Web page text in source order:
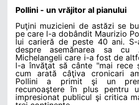
Pollini - un vrăjitor al pianului
Puţini muzicieni de astăzi se
pe care l-a dobândit Maurizio
lui carieră de peste 40 ani.
despre asemănarea sa cu
Michelangeli care i-a fost de
l-a învăţat să cânte "mai rece
cum arată câţiva cronicari
Pollini a primit şi un
recunoaştere în plus pentru
impresionat publicul şi critica